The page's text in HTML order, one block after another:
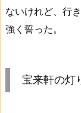
ないけれど、行
強く誓った。
宝来軒の灯